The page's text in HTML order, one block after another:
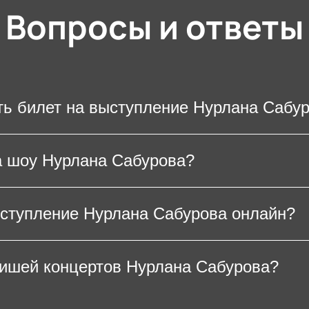
Вопросы и ответы
билет на выступление Нурлана
любимого юмориста, потребуется
На большинстве концертных
является необходимостью.
шоу Нурлана Сабурова?
Нурлана Сабурова зависит от выбранной
что концерты резидента шоу «Stand Up»
билеты заранее.
Нурлана Сабурова онлайн?
Сабурова можно на нашем сайте. Для
в зале и предпочтительный способ оплаты
концертов Нурлана Сабурова?